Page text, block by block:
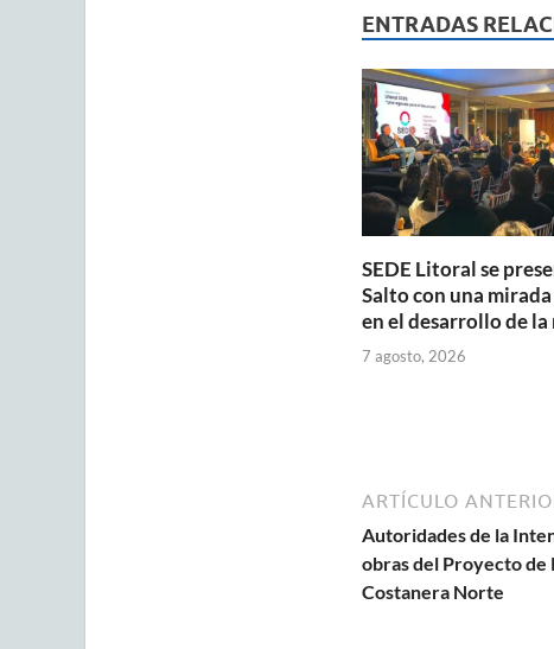
s
A
p
p
b
o
o
k
ENTRADAS
SEDE Litoral se
Salto con una
en el desarrollo de la
7 agosto, 2026
ARTÍCULO
Autoridades de la
obras del Proyecto de
Costanera Norte